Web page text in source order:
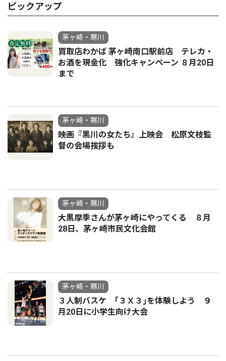
ピックアップ
茅ヶ崎・寒川
買取店わかば 茅ヶ崎南口駅前店 テレカ・
お酒を現金化 強化キャンペーン ８月20日
まで
茅ヶ崎・寒川
映画『黒川の女たち』上映会 松原文枝監
督の会場挨拶も
茅ヶ崎・寒川
大黒摩季さんが茅ヶ崎にやってくる ８月
28日、茅ヶ崎市民文化会館
茅ヶ崎・寒川
３人制バスケ ｢３Ｘ３｣を体験しよう ９
月20日に小学生向け大会